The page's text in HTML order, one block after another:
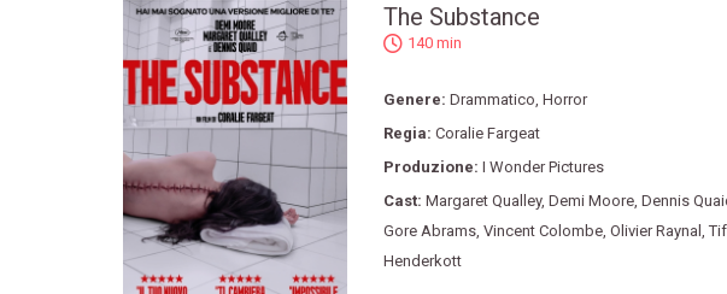
The Substance
140 min
Genere: Drammatico Horror
Regia: Coralie Fargeat
Produzione: I Wonder Pictures
Cast: Margaret Qualley, Demi Moore, Dennis
Gore Abrams, Vincent Colombe, Olivier Raynal ,
Henderkott